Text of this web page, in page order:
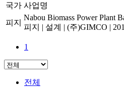
국가 사업명
피지
Nabou Biomass Power Plant
피지
| 설계 | (주)GIMCO |
1
전체